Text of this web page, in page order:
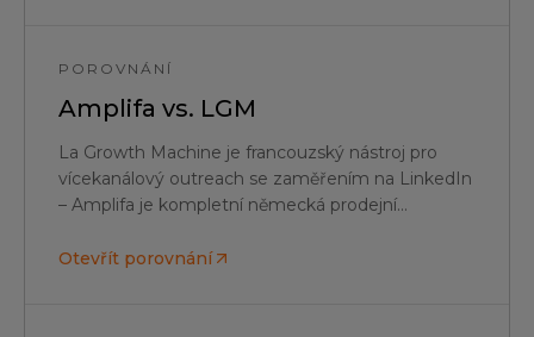
POROVNÁNÍ
Amplifa vs. LGM
La Growth Machine je francouzský nástroj pro
vícekanálový outreach se zaměřením na LinkedIn
– Amplifa je kompletní německá prodejní
data, AI SDR a EU hosting.
Otevřít porovnání